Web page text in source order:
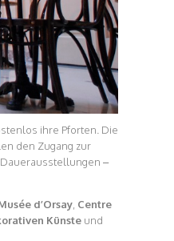
ihre Pforten. Die
den Zugang zur
–
d’Orsay, Centre
Künste und